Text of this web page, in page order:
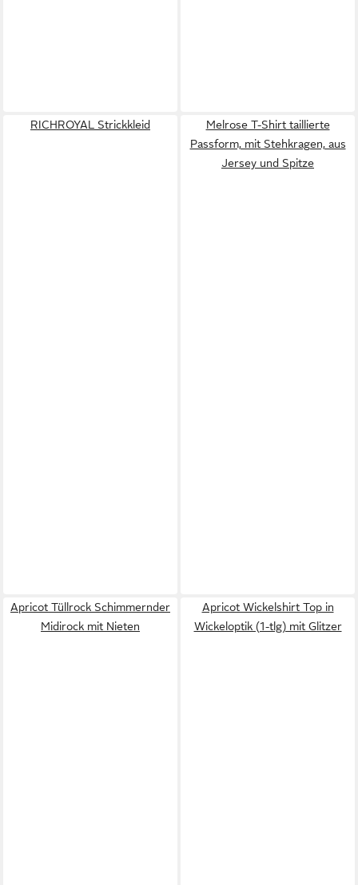
RICHROYAL Strickkleid
Melrose T-Shirt taillierte
Passform, mit Stehkragen, aus
Jersey und Spitze
Apricot Tüllrock Schimmernder
Midirock mit Nieten
Apricot Wickelshirt Top in
Wickeloptik (1-tlg) mit Glitzer